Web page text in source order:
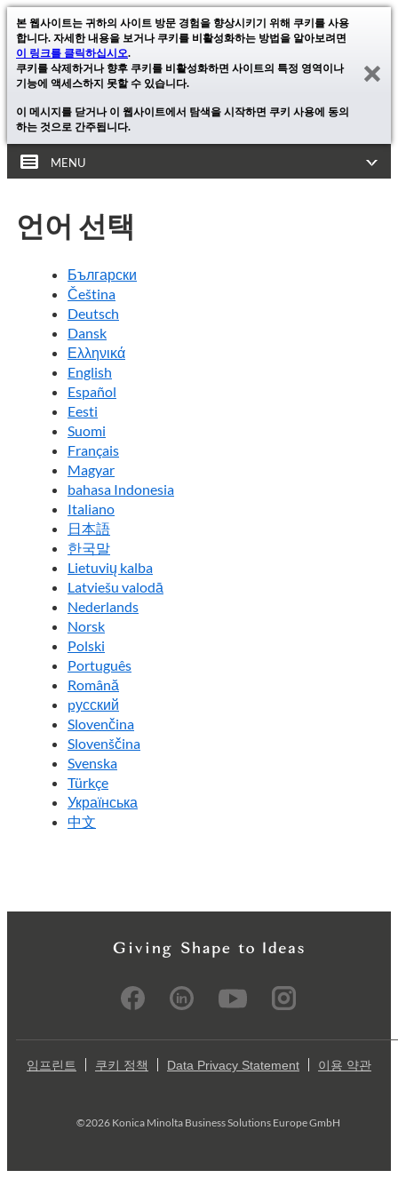
본 웹사이트는 귀하의 사이트 방문 경험을 향상시키기 위해 쿠키를 사용
합니다. 자세한 내용을 보거나 쿠키를 비활성화하는 방법을 알아보려면
이 링크를 클릭하십시오.
쿠키를 삭제하거나 향후 쿠키를 비활성화하면 사이트의 특정 영역이나
기능에 액세스하지 못할 수 있습니다.
이 메시지를 닫거나 이 웹사이트에서 탐색을 시작하면 쿠키 사용에 동의
하는 것으로 간주됩니다.
MENU
언어 선택
Български
Čeština
Deutsch
Dansk
Ελληνικά
English
Español
Eesti
Suomi
Français
Magyar
bahasa Indonesia
Italiano
日本語
한국말
Lietuvių kalba
Latviešu valodā
Nederlands
Norsk
Polski
Português
Română
pусский
Slovenčina
Slovenščina
Svenska
Türkçe
Українська
中文
임프린트 쿠키 정책 Data Privacy Statement 이용 약관
©2026 Konica Minolta Business Solutions Europe GmbH